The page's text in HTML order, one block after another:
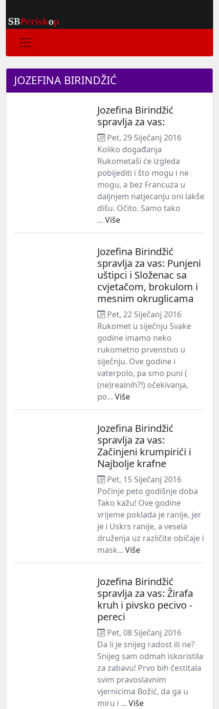
JOZEFINA BIRINDŽIĆ
Jozefina Birindžić
spravlja za vas:
Pet, 29 Siječanj 2016
Koliko događanja
Rukometaši će izgleda
pobijediti i što mogu i ne
mogu, a bez Francuza u
daljnjem natjecanju oni lakše
dišu. Očito. Samo tako
... Više
Jozefina Birindžić
spravlja za vas: Punjeni
uštipci i Složenac sa
cvjetačom, brokulom i
mesnim okruglicama
Pet, 22 Siječanj 2016
Rukomet u siječnju Svake
godine imamo neko
rukometno prvenstvo u
siječnju. Ove godine i
vaterpolo, pa smo puni (
(ne)realnih?!) očekivanja,
po... Više
Jozefina Birindžić
spravlja za vas:
Začinjeni krumpirići i
Najbolje krafne
Pet, 15 Siječanj 2016
Počinje peto godišnje doba
Tako kažu! Ove godine
vrijeme poklada je ranije, jer
je i Uskrs ranije, a vesela
druženja uz različite običaje i
mask... Više
Jozefina Birindžić
spravlja za vas: Žirafa
kruh i pivsko pecivo -
pereci
Pet, 08 Siječanj 2016
Da li je snijeg radost ili ne?
Snijeg sam odmah iskoristila
za zabavu! Prvo bih čestitala
svim pravoslavnim
vjernicima Božić, da ga u
miru i ... Više